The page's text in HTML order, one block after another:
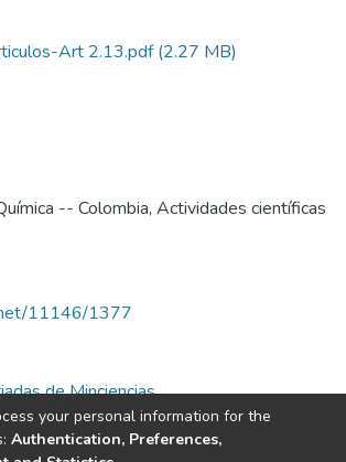
Art 2.13.pdf(2.27 MB)
-- Colombia, Actividades científicas
11146/1377
de Minciencias
your personal information for the
Authentication, Preferences,